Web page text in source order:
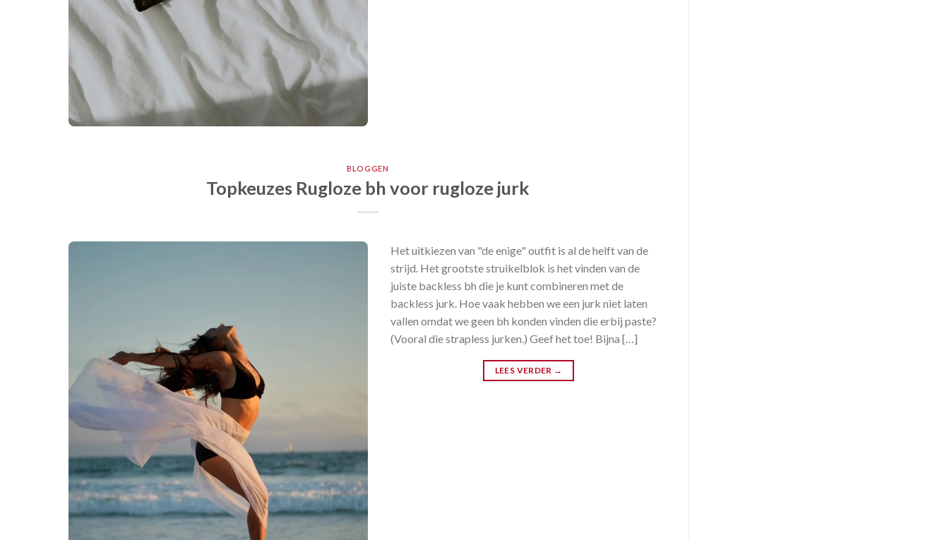
BLOGGEN
Topkeuzes Rugloze bh voor rugloze jurk
Het uitkiezen van "de enige" outfit is al de helft van de
strijd. Het grootste struikelblok is het vinden van de
juiste backless bh die je kunt combineren met de
backless jurk. Hoe vaak hebben we een jurk niet laten
vallen omdat we geen bh konden vinden die erbij paste?
(Vooral die strapless jurken.) Geef het toe! Bijna […]
LEES VERDER →